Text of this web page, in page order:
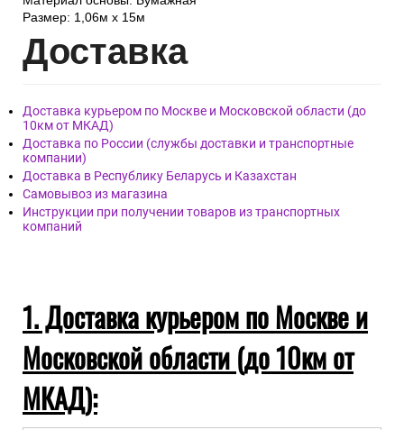
Размер: 1,06м x 15м
Доставка
Доставка курьером по Москве и Московской области (до
10км от МКАД)
Доставка по России (службы доставки и транспортные
компании)
Доставка в Республику Беларусь и Казахстан
Самовывоз из магазина
Инструкции при получении товаров из транспортных
компаний
1. Доставка курьером по Москве и
Московской области (до 10км от
МКАД):